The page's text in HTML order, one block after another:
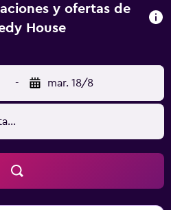
todos los días.y ofertas de
House
- mar. 18/8